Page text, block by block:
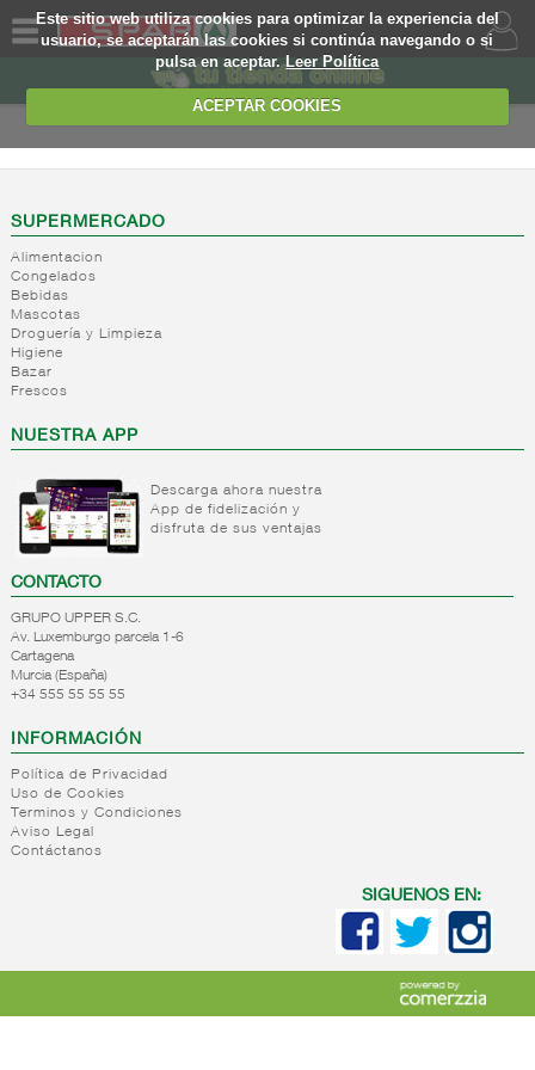
Este sitio web utiliza cookies para optimizar la experiencia del
usuario, se aceptarán las cookies si continúa navegando o si
pulsa en aceptar.Leer Política
ACEPTAR COOKIES
SOMOS
WEB
EJEMPLO
SUPERMERCADO
Alimentacion
Congelados
Bebidas
Mascotas
Droguería y Limpieza
Higiene
Bazar
Frescos
NUESTRA APP
Descarga ahora nuestra
App de fidelización y
disfruta de sus ventajas
CONTACTO
GRUPO UPPER S.C.
Av. Luxemburgo parcela 1-6
Cartagena
Murcia (España)
+34 555 55 55 55
INFORMACIÓN
Política de Privacidad
Uso de Cookies
Terminos y Condiciones
Aviso Legal
Contáctanos
SIGUENOS EN: